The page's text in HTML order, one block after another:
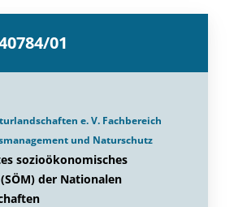
01
e. V. Fachbereich
und Naturschutz
sozioökonomisches
der Nationalen